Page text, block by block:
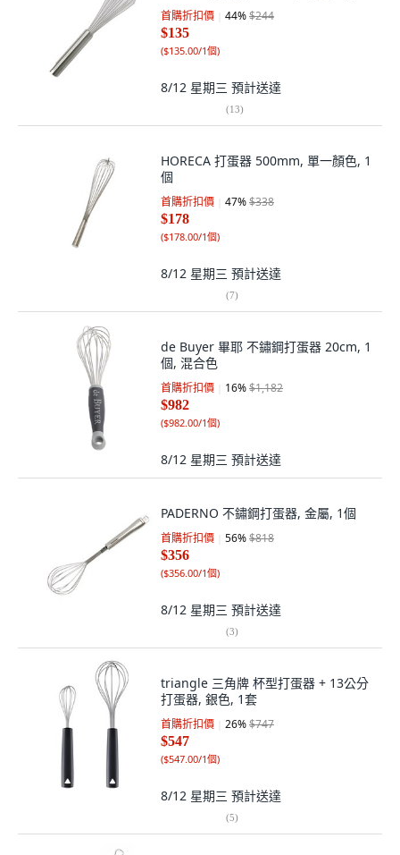
首購折扣價 44%$244
$135
($135.00/1個)
8/12 星期三 預計送達
(13)
HORECA 打蛋器 500mm, 單一顏色, 1
個
首購折扣價 47%$338
$178
($178.00/1個)
8/12 星期三 預計送達
(7)
de Buyer 畢耶 不鏽鋼打蛋器 20cm, 1
個, 混合色
首購折扣價 16%$1,182
$982
($982.00/1個)
8/12 星期三 預計送達
PADERNO 不鏽鋼打蛋器, 金屬, 1個
首購折扣價 56%$818
$356
($356.00/1個)
8/12 星期三 預計送達
(3)
triangle 三角牌 杯型打蛋器 + 13公分
打蛋器, 銀色, 1套
首購折扣價 26%$747
$547
($547.00/1個)
8/12 星期三 預計送達
(5)